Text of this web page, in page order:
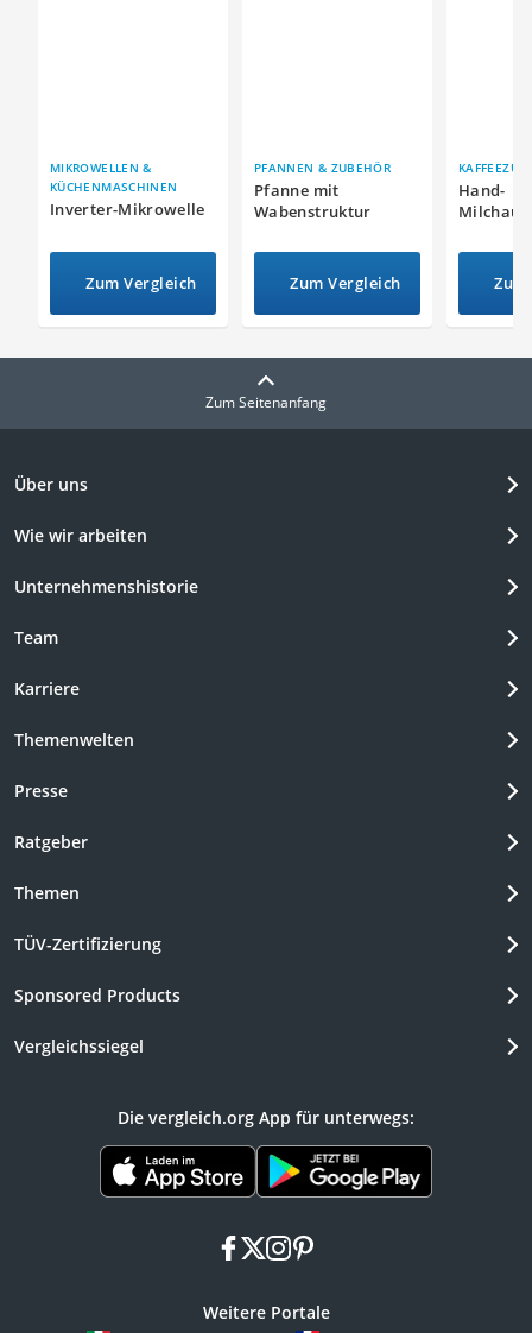
MIKROWELLEN &
KÜCHENMASCHINEN
Inverter-Mikrowelle
Zum Vergleich
PFANNEN & ZUBEHÖR
Pfanne mit
Wabenstruktur
Zum Vergleich
Hand-
Zum Seitenanfang
Über uns
Wie wir arbeiten
Unternehmenshistorie
Team
Karriere
Themenwelten
Presse
Ratgeber
Themen
TÜV-Zertifizierung
Sponsored Products
Vergleichssiegel
Die vergleich.org App für unterwegs:
facebook
x instagram
pinterest
Weitere Portale